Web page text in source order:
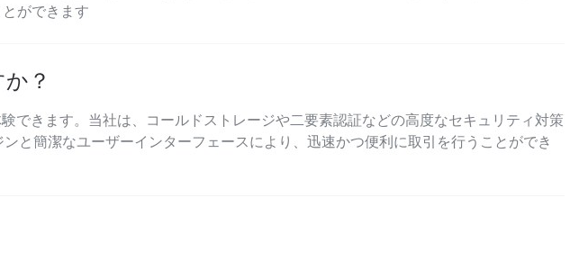
ができます
？
できます。当社は、コールドストレージや二要素認証などの高度なセキュリティ対策
と簡潔なユーザーインターフェースにより、迅速かつ便利に取引を行うことができ